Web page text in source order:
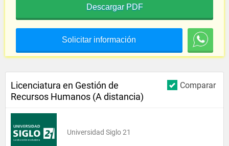
Descargar PDF
Solicitar información
Comparar
Licenciatura en Gestión de
Recursos Humanos (A distancia)
Universidad Siglo 21